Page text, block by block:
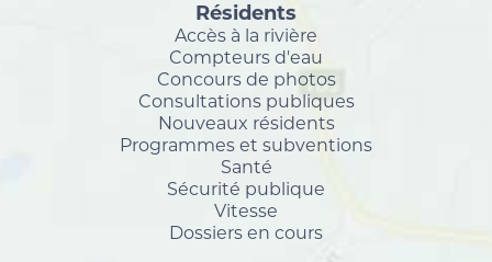
Résidents
Accès à la rivière
Compteurs d'eau
Concours de photos
Consultations publiques
Nouveaux résidents
Programmes et subventions
Santé
Sécurité publique
Vitesse
Dossiers en cours